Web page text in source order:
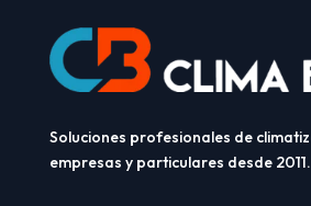
Soluciones profesionales de
empresas y particulares desde 2011.